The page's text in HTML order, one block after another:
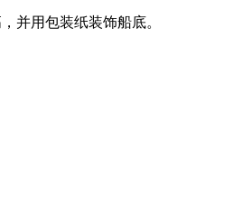
并用包装纸装饰船底。